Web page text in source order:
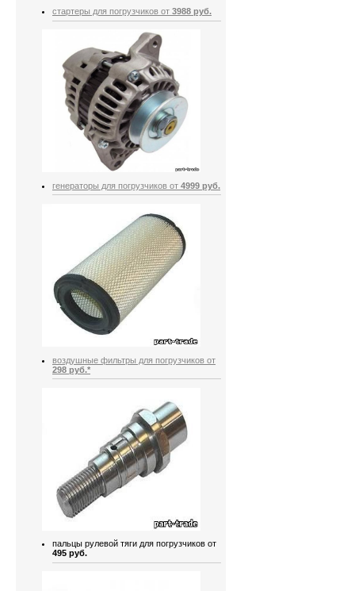
стартеры для погрузчиков от 3988 руб.
генераторы для погрузчиков от 4999 руб.
воздушные фильтры для погрузчиков от
298 руб.*
пальцы рулевой тяги для погрузчиков от
495 руб.